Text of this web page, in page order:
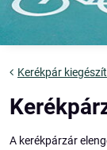
Kerékpár
A kerékpárzár